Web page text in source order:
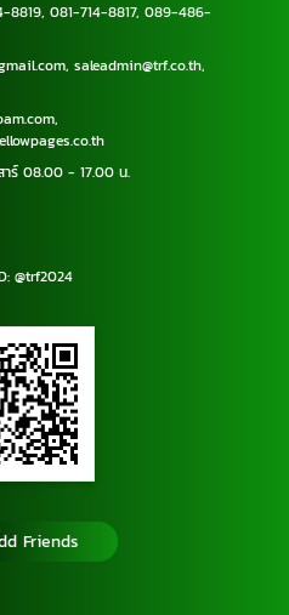
8819, 081-714-8817, 089-486-
,saleadmin@trf.co.th,
,
าร์ 08.00 - 17.00 น.
@trf2024
Friends